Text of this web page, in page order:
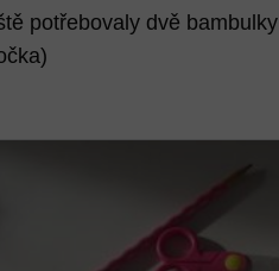
potřebovaly dvě